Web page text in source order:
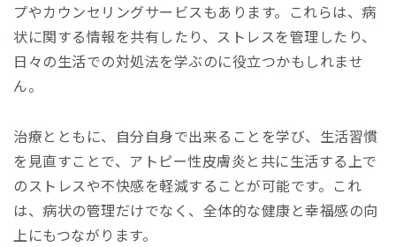
プやカウンセリングサービスもあります。これらは、病
状に関する情報を共有したり、ストレスを管理したり、
日々の生活での対処法を学ぶのに役立つかもしれませ
ん。
治療とともに、自分自身で出来ることを学び、生活習慣
を見直すことで、アトピー性皮膚炎と共に生活する上で
のストレスや不快感を軽減することが可能です。これ
は、病状の管理だけでなく、全体的な健康と幸福感の向
上にもつながります。